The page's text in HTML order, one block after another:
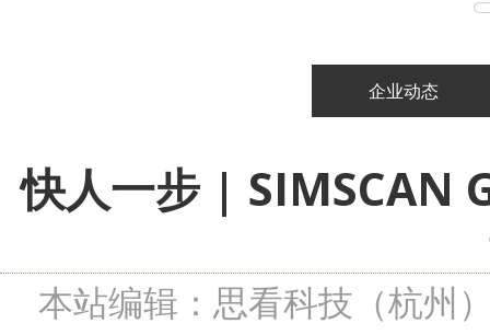
企业动态
快人一步 | SIMSCAN
本站编辑：思看科技（杭州